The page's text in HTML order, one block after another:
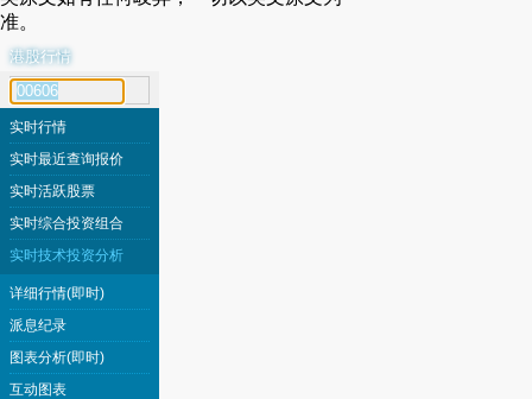
准。
港股行情
代号搜寻
实时行情
实时最近查询报价
实时活跃股票
实时综合投资组合
实时技术投资分析
详细行情(即时)
派息纪录
图表分析(即时)
互动图表